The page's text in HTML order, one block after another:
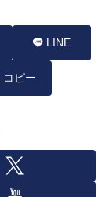
LINE
コピー